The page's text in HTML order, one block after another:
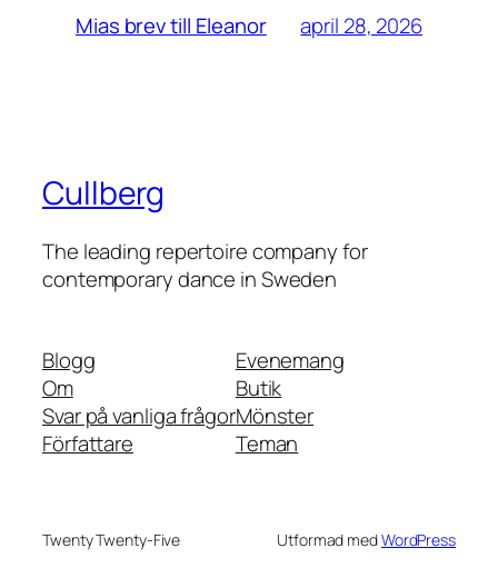
Mias brev till Eleanor april 28, 2026
Cullberg
The leading repertoire company for
contemporary dance in Sweden
Blogg
Om
Svar på vanliga frågor
Författare
Evenemang
Butik
Mönster
Teman
Twenty Twenty-Five Utformad medWordPress